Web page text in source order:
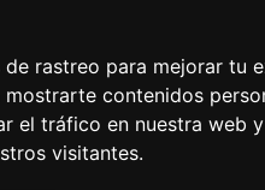
rastreo para mejorar tu
contenidos
el tráfico en nuestra web
visitantes.